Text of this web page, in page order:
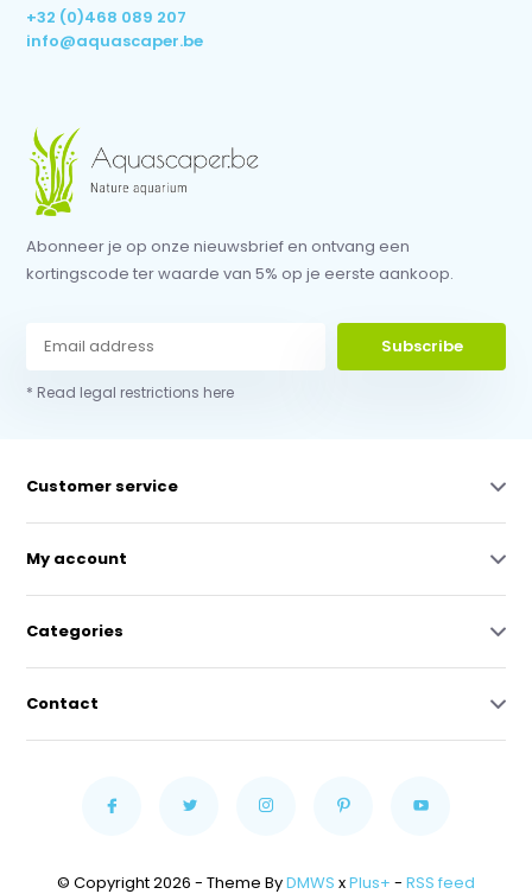
+32 (0)468 089 207
info@aquascaper.be
Abonneer je op onze nieuwsbrief en ontvang een
kortingscode ter waarde van 5% op je eerste aankoop.
Subscribe
* Read legal restrictions here
Customer service
My account
Categories
Contact
© Copyright 2026 - Theme ByDMWS xPlus+ - RSS feed